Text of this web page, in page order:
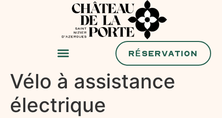
RÉSERVATION
Vélo à assistance
électrique